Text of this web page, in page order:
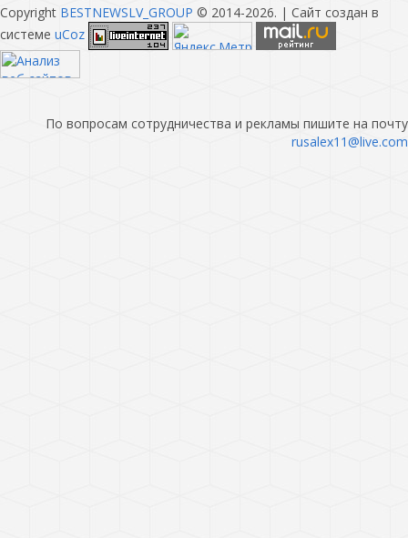
Copyright BESTNEWSLV_GROUP © 2014-2026. | Сайт создан в
системе uCoz
По вопросам сотрудничества и рекламы пишите на почту
rusalex11@live.com